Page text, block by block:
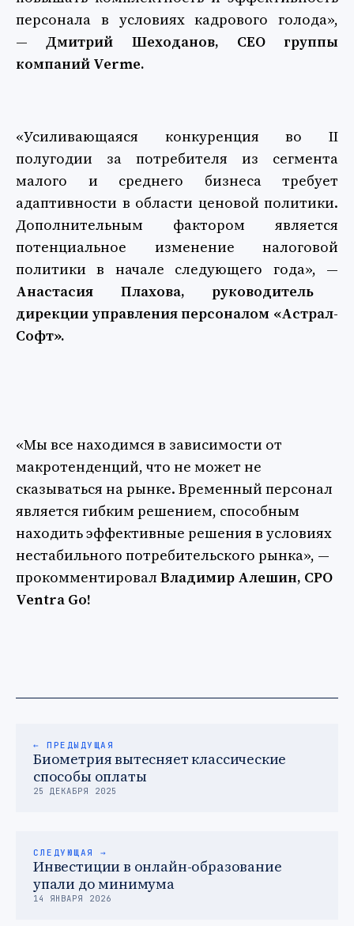
персонала в условиях кадрового голода»,
—Дмитрий Шеходанов, CEO группы
компаний Verme.
«Усиливающаяся конкуренция во II
полугодии за потребителя из сегмента
малого и среднего бизнеса требует
адаптивности в области ценовой политики.
Дополнительным фактором является
потенциальное изменение налоговой
политики в начале следующего года», —
Анастасия Плахова, руководитель
дирекции управления персоналом «Астрал-
Софт».
«Мы все находимся в зависимости от
макротенденций, что не может не
сказываться на рынке. Временный персонал
является гибким решением, способным
находить эффективные решения в условиях
нестабильного потребительского рынка», —
прокомментировал Владимир Алешин, CPO
Ventra Go!
← ПРЕДЫДУЩАЯ
Биометрия вытесняет классические
способы оплаты
25 ДЕКАБРЯ 2025
СЛЕДУЮЩАЯ →
Инвестиции в онлайн-образование
упали до минимума
14 ЯНВАРЯ 2026